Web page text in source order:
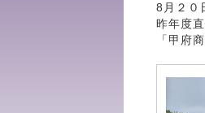
8月２０
昨年度
「甲府